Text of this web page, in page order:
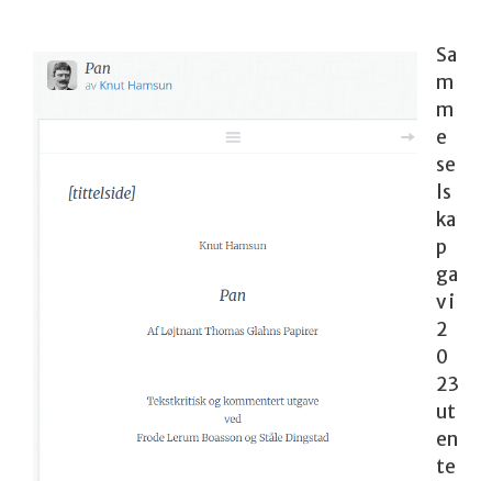
Sa
m
m
e
se
ls
ka
p
ga
v i
2
0
23
ut
en
te